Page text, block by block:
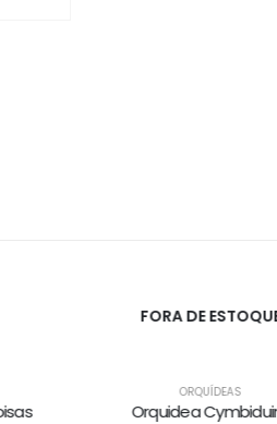
Cymbiduim
ORQUÍDEAS